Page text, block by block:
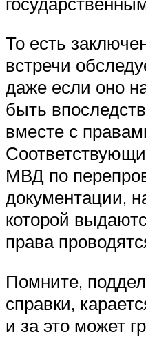
То есть
встречи
даже если оно
быть
вместе с
МВД по
документации,
которой
права
Помните,
справки,
и за это может